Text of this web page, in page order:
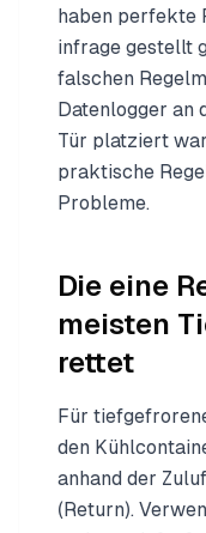
haben perfekte
infrage gestellt
falschen
Datenlogger an
Tür platziert
praktische
Probleme.
Die eine
meisten
rettet
Für
den
anhand der
(Return).